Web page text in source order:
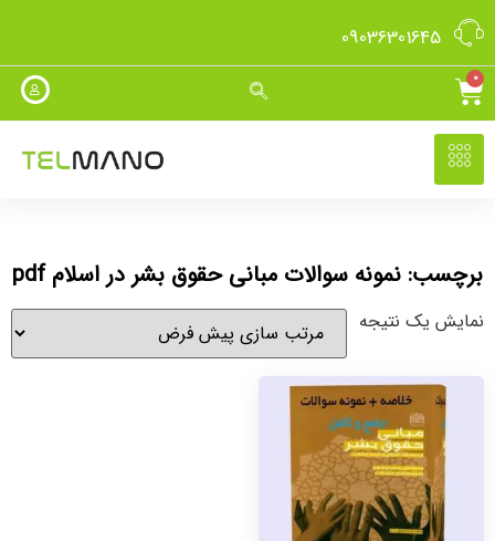
09036301645
0
برچسب: نمونه سوالات مبانی حقوق بشر در اسلام pdf
نمایش یک نتیجه